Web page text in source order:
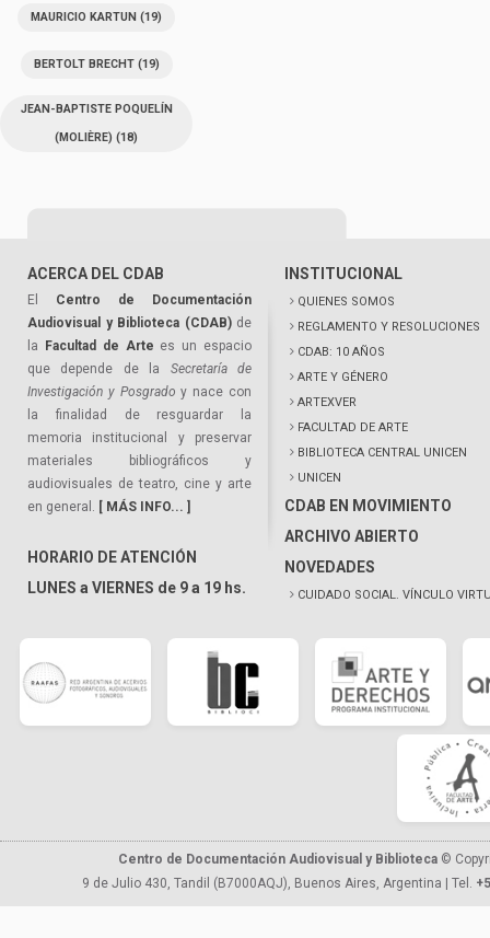
MAURICIO KARTUN (19)
BERTOLT BRECHT(19)
JEAN-BAPTISTE POQUELÍN
(MOLIÈRE) (18)
ACERCA DEL CDAB
El Centro de Documentación
Audiovisual y Biblioteca (CDAB)de
la
Facultad de Arte es un espacio
que depende de la Secretaría de
Investigación y Posgrado y nace con
la finalidad de resguardar la
memoria institucional y preservar
materiales bibliográficos y
audiovisuales de teatro, cine y arte
en general. [ MÁS INFO... ]
HORARIO DE ATENCIÓN
LUNES a VIERNES de 9 a 19 hs.
INSTITUCIONAL
QUIENES SOMOS
REGLAMENTO Y RESOLUCIONES
CDAB: 10 AÑOS
ARTE Y GÉNERO
ARTEXVER
FACULTAD DE ARTE
BIBLIOTECA CENTRAL UNICEN
UNICEN
CDAB EN MOVIMIENTO
ARCHIVO ABIERTO
NOVEDADES
CUIDADO SOCIAL. VÍNCULO
Centro de Documentación Audiovisual y Biblioteca ©
9 de Julio 430, Tandil (B7000AQJ), Buenos Aires, Argentina | Tel.